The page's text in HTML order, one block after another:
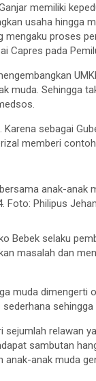
memiliki
usaha hingga
mengaku proses
Capres pada
muda. Sehingga
sebagai
memberi
anak-anak
Foto: Philipus
Bebek selaku
masalah dan
muda dimengerti
relawan
sambutan
anak muda